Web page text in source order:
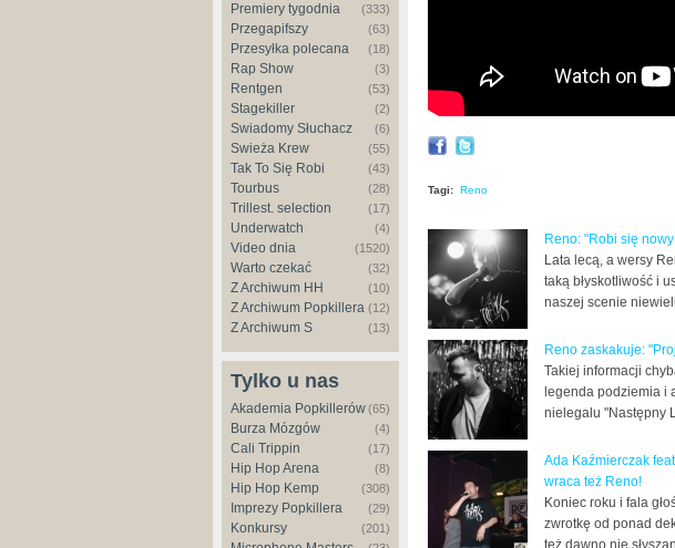
Premiery tygodnia (333)
Przegapifszy (63)
Przesyłka polecana (18)
Rap Show (3)
Rentgen (53)
Stagekiller (2)
Świadomy Słuchacz (6)
Świeża Krew (55)
Tak To Się Robi (43)
Tourbus (28)
Trillest. selection (17)
Underwatch (4)
Video dnia (1520)
Warto czekać (32)
Z Archiwum HH (10)
Z Archiwum Popkillera (12)
Z Archiwum S (13)
Tylko u nas
Akademia Popkillerów(65)
Burza Mózgów (4)
Cali Trippin (17)
Hip Hop Arena (8)
Hip Hop Kemp (308)
Imprezy Popkillera (29)
Konkursy (201)
Tagi: Reno
Reno: "Robi się
Lata lecą, a wersy
taką błyskotliwość i
naszej scenie
Reno zaskakuje:
Takiej informacji
legenda podziemia i
nielegalu "Następny
Ada Kaźmierczak
wraca też Reno!
Koniec roku i fala
zwrotkę od ponad
też dawno nie